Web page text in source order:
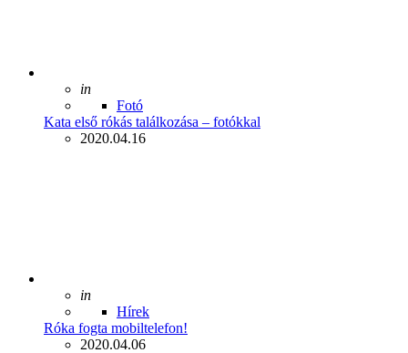
Posted
in
Fotó
Kata első rókás találkozása – fotókkal
2020.04.16
Posted
in
Hírek
Róka fogta mobiltelefon!
2020.04.06